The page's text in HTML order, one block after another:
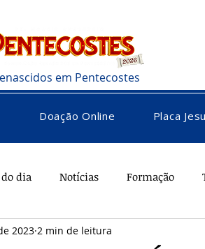
em Pentecostes
Doação Online Placa
dia Notícias Formação
Diversos Vocacional
2023 2 min de leitura